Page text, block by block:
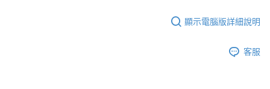
顯示電腦版詳細說明
客服